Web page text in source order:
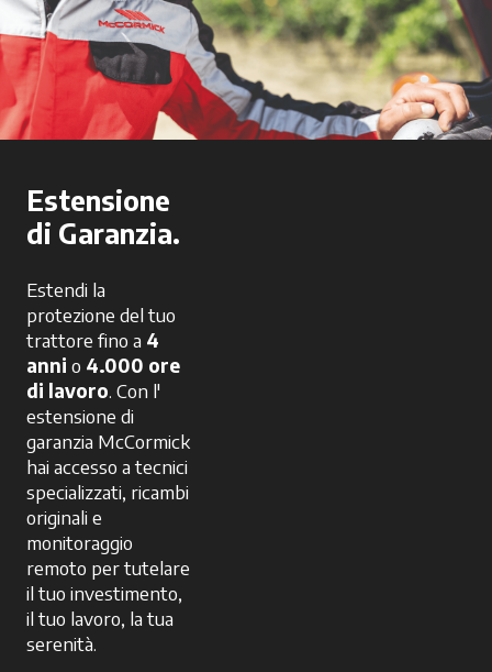
Estensione
di Garanzia.
Estendi la
protezione del tuo
trattore fino a 4
anni o 4.000 ore
di lavoro. Con l'
estensione di
garanzia McCormick
hai accesso a tecnici
specializzati, ricambi
originali e
monitoraggio
remoto per tutelare
il tuo investimento,
il tuo lavoro, la tua
serenità.